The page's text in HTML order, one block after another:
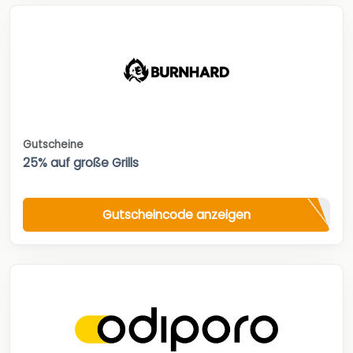
Gutscheine
25% auf große Grills
Gutscheincode anzeigen